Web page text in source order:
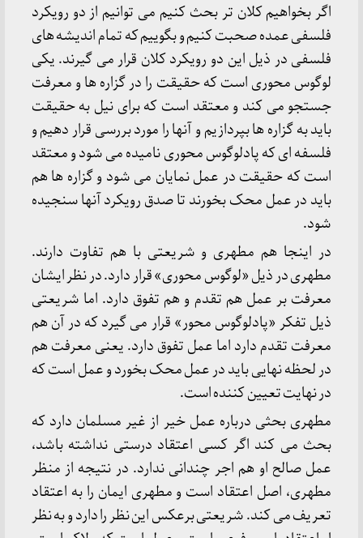
اگر بخواهیم کلان تر بحث کنیم می توانیم از دو رویکرد
فلسفی عمده صحبت کنیم و بگوییم که تمام اندیشه های
فلسفی در ذیل این دو رویکرد کلان قرار می گیرند. یکی
لوگوس محوری است که حقیقت را در گزاره ها و معرفت
جستجو می کند و معتقد است که برای نیل به حقیقت
باید به گزاره ها بپردازیم و آنها را مورد بررسی قرار دهیم و
فلسفه ای که پادلوگوس محوری نامیده می شود و معتقد
است که حقیقت در عمل نمایان می شود و گزاره ها هم
باید در عمل محک بخورند تا صدق رویکرد آنها سنجیده
شود.
در اینجا هم مطهری و شریعتی با هم تفاوت دارند.
مطهری در ذیل «لوگوس محوری» قرار دارد. در نظر ایشان
معرفت بر عمل هم تقدم و هم تفوق دارد. اما شریعتی
ذیل تفکر «پادلوگوس محور» قرار می گیرد که در آن هم
معرفت تقدم دارد اما عمل تفوق دارد. یعنی معرفت هم
در لحظه نهایی باید در عمل محک بخورد و عمل است که
در نهایت تعیین کننده است.
مطهری بحثی درباره عمل خیر از غیر مسلمان دارد که
بحث می کند اگر کسی اعتقاد درستی نداشته باشد،
عمل صالح او هم اجر چندانی ندارد. در نتیجه از منظر
مطهری، اصل اعتقاد است و مطهری ایمان را به اعتقاد
تعریف می کند. شریعتی برعکس این نظر را دارد و به نظر